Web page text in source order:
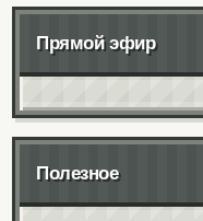
Прямой эфир
Полезное